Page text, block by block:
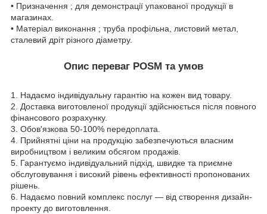
• Призначення ; для демонстрації упакованої продукції в
магазинах.
• Матеріал виконання ; труба профільна, листовий метал,
сталевий дріт різного діаметру.
Опис переваг POSM та умов
1. Надаємо індивідуальну гарантію на кожен вид товару.
2. Доставка виготовленої продукції здійснюється після повного
фінансового розрахунку.
3. Обов'язкова 50-100% передоплата.
4. Прийнятні ціни на продукцію забезпечуються власним
виробництвом і великим обсягом продажів.
5. Гарантуємо індивідуальний підхід, швидке та приємне
обслуговування і високий рівень ефективності пропонованих
рішень.
6. Надаємо повний комплекс послуг — від створення дизайн-
проекту до виготовлення.